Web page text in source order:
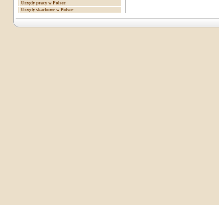
Urzędy pracy w Polsce
Urzędy skarbowe w Polsce